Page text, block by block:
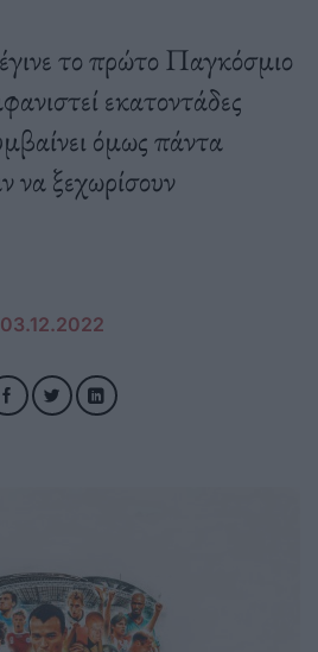
το πρώτο Παγκόσμιο
εκατοντάδες
όμως πάντα
να ξεχωρίσουν
03.12.2022